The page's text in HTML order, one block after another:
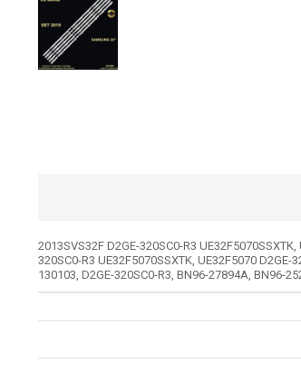
2013SVS32F D2GE-320SC0-R3
320SC0-R3 UE32F5070SSXTK, UE32F5070
130103, D2GE-320SC0-R3, BN96-27894A, BN96-